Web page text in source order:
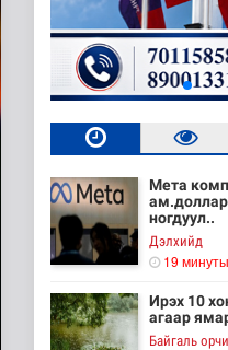
Мета
ногдуул..
Дэлхийд
19
Ирэх 10
агаар
Байгаль